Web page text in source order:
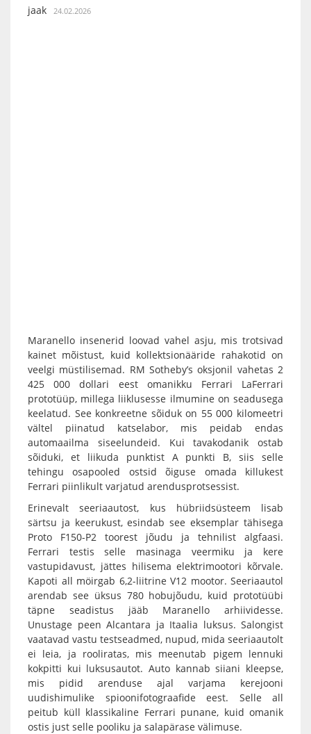
jaak 24.02.2026
Maranello insenerid loovad vahel asju, mis trotsivad
kainet mõistust, kuid kollektsionääride rahakotid on
veelgi müstilisemad. RM Sotheby’s oksjonil vahetas 2
425 000 dollari eest omanikku Ferrari LaFerrari
prototüüp, millega liiklusesse ilmumine on seadusega
keelatud. See konkreetne sõiduk on 55 000 kilomeetri
vältel piinatud katselabor, mis peidab endas
automaailma siseelundeid. Kui tavakodanik ostab
sõiduki, et liikuda punktist A punkti B, siis selle
tehingu osapooled ostsid õiguse omada killukest
Ferrari piinlikult varjatud arendusprotsessist.
Erinevalt seeriaautost, kus hübriidsüsteem lisab
särtsu ja keerukust, esindab see eksemplar tähisega
Proto F150-P2 toorest jõudu ja tehnilist algfaasi.
Ferrari testis selle masinaga veermiku ja kere
vastupidavust, jättes hilisema elektrimootori kõrvale.
Kapoti all möirgab 6,2-liitrine V12 mootor. Seeriaautol
arendab see üksus 780 hobujõudu, kuid prototüübi
täpne seadistus jääb Maranello arhiividesse.
Unustage peen Alcantara ja Itaalia luksus. Salongist
vaatavad vastu testseadmed, nupud, mida seeriaautolt
ei leia, ja rooliratas, mis meenutab pigem lennuki
kokpitti kui luksusautot. Auto kannab siiani kleepse,
mis pidid arenduse ajal varjama kerejooni
uudishimulike spioonifotograafide eest. Selle all
peitub küll klassikaline Ferrari punane, kuid omanik
ostis just selle pooliku ja salapärase välimuse.